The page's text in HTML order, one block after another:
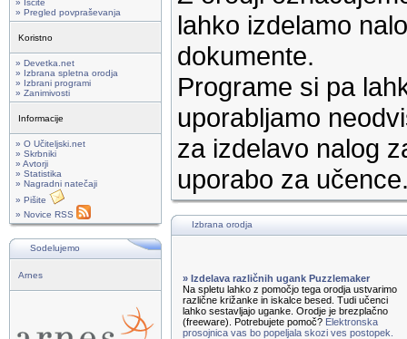
» Iščite
» Pregled povpraševanja
Koristno
» Devetka.net
» Izbrana spletna orodja
» Izbrani programi
» Zanimivosti
Informacije
» O Učiteljski.net
» Skrbniki
» Avtorji
» Statistika
» Nagradni natečaji
» Pišite
» Novice RSS
Sodelujemo
Arnes
lahko izdelamo
dokumente.
Programe si pa
uporabljamo
za izdelavo nalog
uporabo za
Izbrana orodja
» Izdelava različnih ugank Puzzlemaker
Na spletu lahko z pomočjo tega orodja ustvarimo
različne križanke in iskalce besed. Tudi učenci
lahko sestavljajo uganke. Orodje je brezplačno
(freeware). Potrebujete pomoč? Elektronska
prosojnica vas bo popeljala skozi ves postopek.